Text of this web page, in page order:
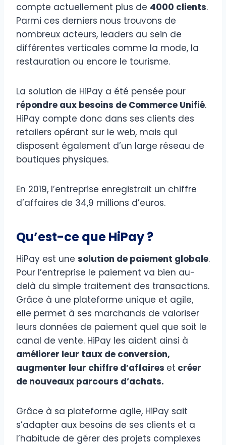
compte actuellement plus de 4000 clients.
Parmi ces derniers nous trouvons de
nombreux acteurs, leaders au sein de
différentes verticales comme la mode, la
restauration ou encore le tourisme.
La solution de HiPay a été pensée pour
répondre aux besoins de Commerce Unifié.
HiPay compte donc dans ses clients des
retailers opérant sur le web, mais qui
disposent également d’un large réseau de
boutiques physiques.
En 2019, l’entreprise enregistrait un chiffre
d’affaires de 34,9 millions d’euros.
Qu’est-ce que HiPay ?
HiPay est une solution de paiement globale.
Pour l’entreprise le paiement va bien au-
delà du simple traitement des transactions.
Grâce à une plateforme unique et agile,
elle permet à ses marchands de valoriser
leurs données de paiement quel que soit le
canal de vente. HiPay les aident ainsi à
améliorer leur taux de conversion,
augmenter leur chiffre d’affaires et créer
de nouveaux parcours d’achats.
Grâce à sa plateforme agile, HiPay sait
s’adapter aux besoins de ses clients et a
l’habitude de gérer des projets complexes